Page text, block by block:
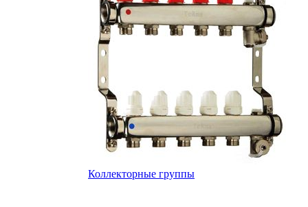
Коллекторные группы